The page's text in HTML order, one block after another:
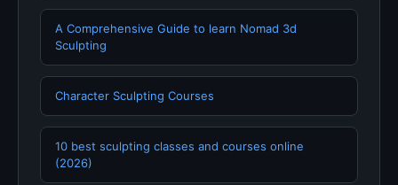
A Comprehensive Guide to learn Nomad 3d
Sculpting
Character Sculpting Courses
10 best sculpting classes and courses online
(2026)